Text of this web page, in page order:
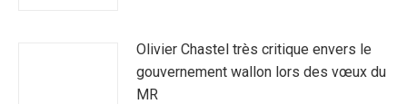
Olivier Chastel très critique envers le
gouvernement wallon lors des vœux du
MR